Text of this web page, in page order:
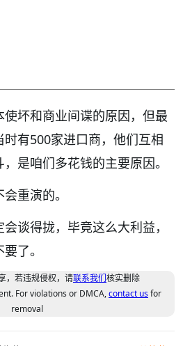
坏和商业间谍的原因，但最
有500家进口商，他们互相
是咱们多花钱的主要原因。
重演的。
谈得拢，毕竟这么大利益，
了。
，若违规侵权，请联系我们核实删除
For violations or DMCA,contact usfor
removal